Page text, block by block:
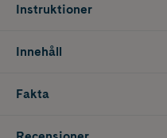
Instruktioner
Innehåll
Fakta